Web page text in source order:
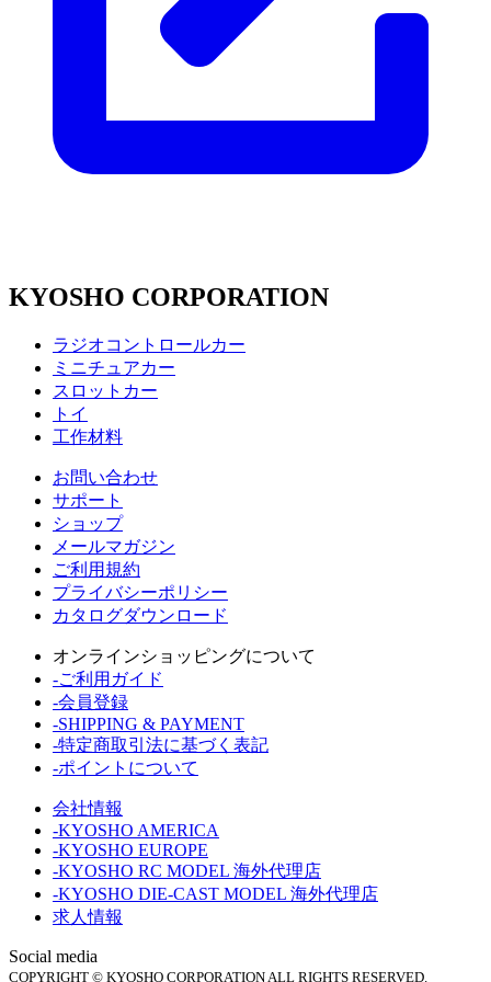
KYOSHO CORPORATION
ラジオコントロールカー
ミニチュアカー
スロットカー
トイ
工作材料
お問い合わせ
サポート
ショップ
メールマガジン
ご利用規約
プライバシーポリシー
カタログダウンロード
オンラインショッピングについて
-ご利用ガイド
-会員登録
-SHIPPING & PAYMENT
-特定商取引法に基づく表記
-ポイントについて
会社情報
-KYOSHO AMERICA
-KYOSHO EUROPE
-KYOSHO RC MODEL 海外代理店
-KYOSHO DIE-CAST MODEL 海外代理店
求人情報
Social media
COPYRIGHT © KYOSHO CORPORATION ALL RIGHTS RESERVED.